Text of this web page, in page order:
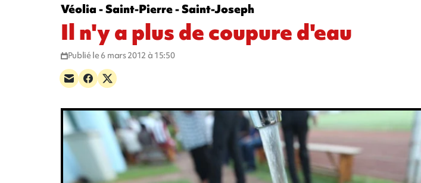
Véolia - Saint-Pierre - Saint-Joseph
Il n'y a plus de coupure d'eau
Publié le 6 mars 2012 à 15:50